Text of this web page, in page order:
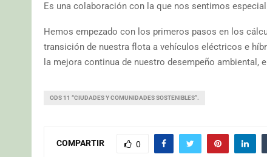
Es una colaboración con la que nos sentimos
Hemos empezado con los primeros pasos en los
transición de nuestra flota a vehículos eléctricos e
la mejora continua de nuestro desempeño ambiental,
ODS 11 “CIUDADES Y COMUNIDADES SOSTENIBLES”.
COMPARTIR 0